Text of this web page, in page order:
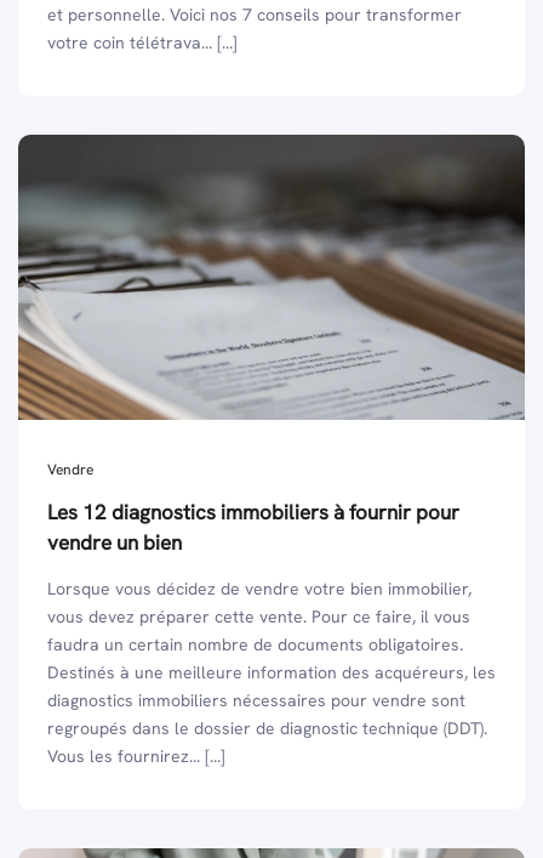
et personnelle. Voici nos 7 conseils pour transformer
votre coin télétrava... [...]
Vendre
Les 12 diagnostics immobiliers à fournir pour
vendre un bien
Lorsque vous décidez de vendre votre bien immobilier,
vous devez préparer cette vente. Pour ce faire, il vous
faudra un certain nombre de documents obligatoires.
Destinés à une meilleure information des acquéreurs, les
diagnostics immobiliers nécessaires pour vendre sont
regroupés dans le dossier de diagnostic technique (DDT).
Vous les fournirez... [...]